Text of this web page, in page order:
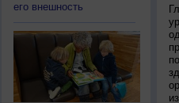
его внешность